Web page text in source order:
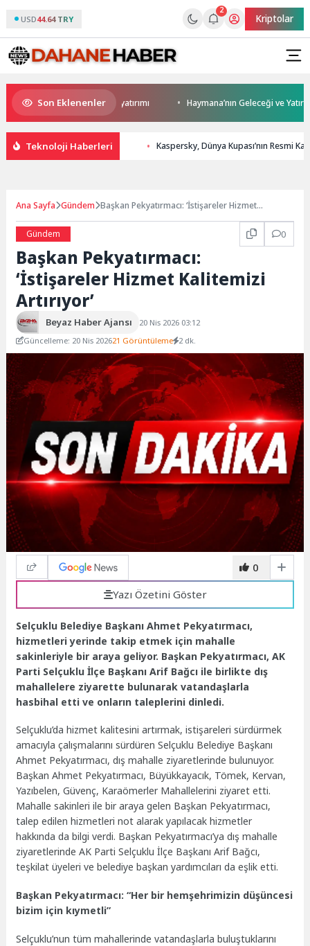
USD44.64 TRY
2
Kriptolar
Son Eklenenler
modern ulaşım yatırımı Haymana’nın Geleceği ve Yatırım
Teknoloji Haberleri Kaspersky, Dünya Kupası’nın Resmi
Ana Sayfa Gündem Başkan Pekyatırmacı: ‘İstişareler Hizmet
Gündem
0
Başkan Pekyatırmacı:
‘İstişareler Hizmet Kalitemizi
Artırıyor’
Beyaz Haber Ajansı
20 Nis 2026 03:12
Güncelleme: 20 Nis 202621 Görüntüleme 2 dk.
0
Yazı Özetini Göster
Selçuklu Belediye Başkanı Ahmet Pekyatırmacı,
hizmetleri yerinde takip etmek için mahalle
sakinleriyle bir araya geliyor. Başkan Pekyatırmacı, AK
Parti Selçuklu İlçe Başkanı Arif Bağcı ile birlikte dış
mahallelere ziyarette bulunarak vatandaşlarla
hasbihal etti ve onların taleplerini dinledi.
Selçuklu’da hizmet kalitesini artırmak, istişareleri sürdürmek
amacıyla çalışmalarını sürdüren Selçuklu Belediye Başkanı
Ahmet Pekyatırmacı, dış mahalle ziyaretlerinde bulunuyor.
Başkan Ahmet Pekyatırmacı, Büyükkayacık, Tömek, Kervan,
Yazıbelen, Güvenç, Karaömerler Mahallelerini ziyaret etti.
Mahalle sakinleri ile bir araya gelen Başkan Pekyatırmacı,
talep edilen hizmetleri not alarak yapılacak hizmetler
hakkında da bilgi verdi. Başkan Pekyatırmacı’ya dış mahalle
ziyaretlerinde AK Parti Selçuklu İlçe Başkanı Arif Bağcı,
teşkilat üyeleri ve belediye başkan yardımcıları da eşlik etti.
Başkan Pekyatırmacı: “Her bir hemşehrimizin düşüncesi
bizim için kıymetli”
Selçuklu’nun tüm mahallerinde vatandaşlarla buluştuklarını